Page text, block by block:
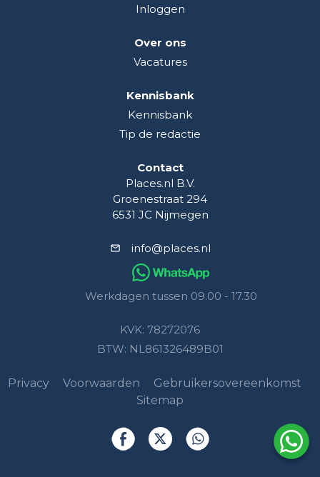
Inloggen
Over ons
Vacatures
Kennisbank
Kennisbank
Tip de redactie
Contact
Places.nl B.V.
Groenestraat 294
6531 JC Nijmegen
info@places.nl
Werkdagen tussen 09.00 - 17.30
KVK: 78272076
BTW: NL861326489B01
Privacy Voorwaarden
Gebruikersovereenkomst
Sitemap